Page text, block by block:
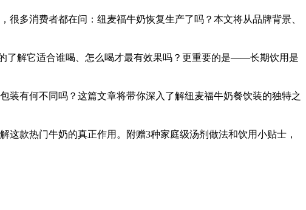
多消费者都在问：纽麦福牛奶恢复生产了吗？本文将从品牌背景、
了解它适合谁喝、怎么喝才最有效果吗？更重要的是——长期饮用是
装有何不同吗？这篇文章将带你深入了解纽麦福牛奶餐饮装的独特之
款热门牛奶的真正作用。附赠3种家庭级汤剂做法和饮用小贴士，